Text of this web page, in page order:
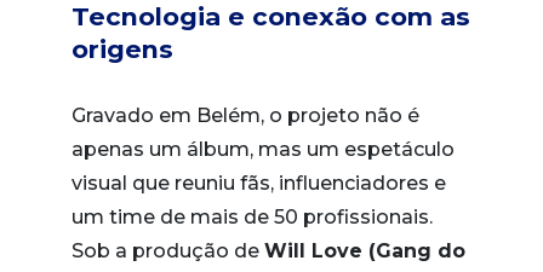
Tecnologia e conexão com as
origens
Gravado em Belém, o projeto não é
apenas um álbum, mas um espetáculo
visual que reuniu fãs, influenciadores e
um time de mais de 50 profissionais.
Sob a produção de Will Love (Gang do